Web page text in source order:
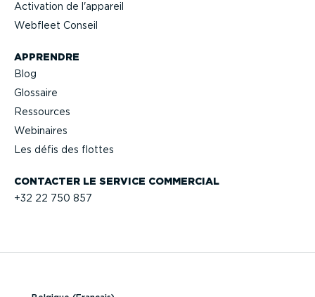
CONTACTER LE SERVICE COMMERCIAL
+32 22 750 857
Activation de l'appareil
Webfleet Conseil
APPRENDRE
Blog
Glossaire
Ressources
Webinaires
Les défis des flottes